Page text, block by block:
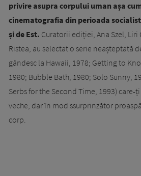
privire asupra corpului uman așa
cinematografia din perioada
și de Est. Curatorii ediției, Ana Szel, Liri
Ristea, au selectat o serie neașteptată
gândesc la Hawaii, 1978; Getting to
1980; Bubble Bath, 1980; Solo Sunny,
Serbs for the Second Time, 1993) care-
veche, dar în mod ssurprinzător
corp.